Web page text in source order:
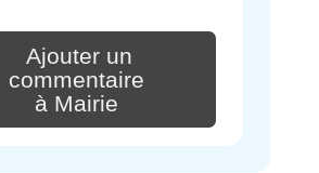
Ajouter un
commentaire
à Mairie